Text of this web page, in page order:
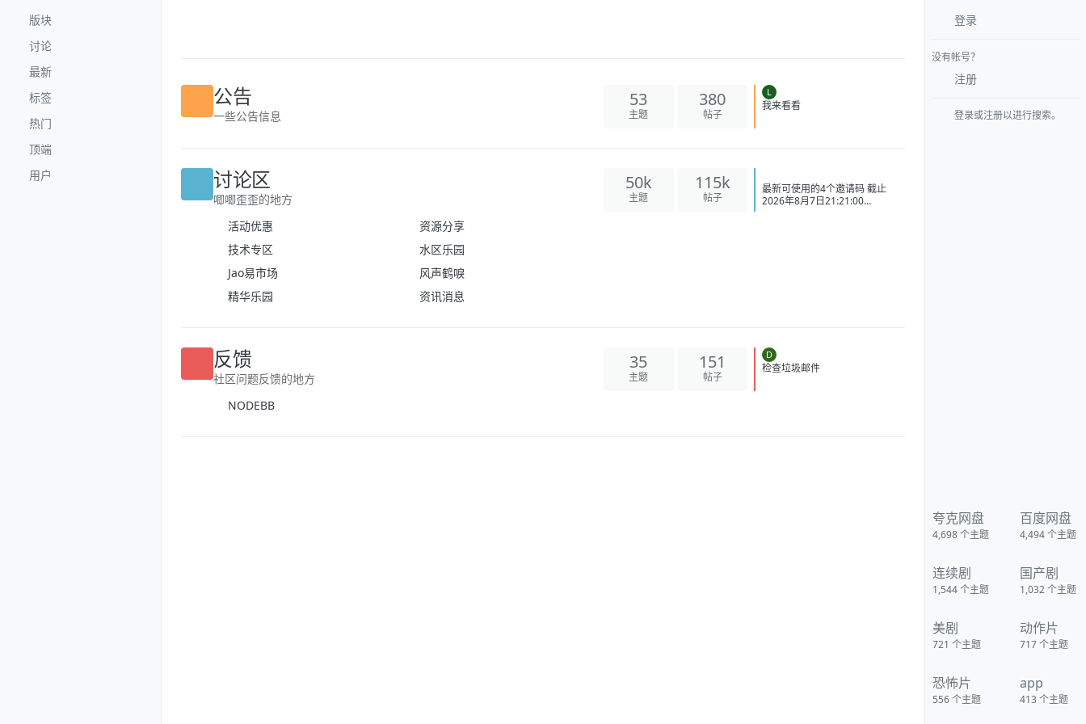
版块
讨论
最新
标签
热门
顶端
用户
公告 53 380 L
讨论区
唧唧歪歪的地方
活动优惠
资源分享
技术专区
水区乐园
Jao易市场
风声鹤唳
50k 115k
最新可使用的4个邀请码 截止
反馈 35 151 D
登录
没有帐号？
注册
登录或注册以进行搜索。
夸克网盘
4,698 个主题
百度网盘
4,494 个主题
连续剧
1,544 个主题
国产剧
1,032个主题
美剧
721 个主题
动作片
717个主题
恐怖片
556 个主题
app
413个主题